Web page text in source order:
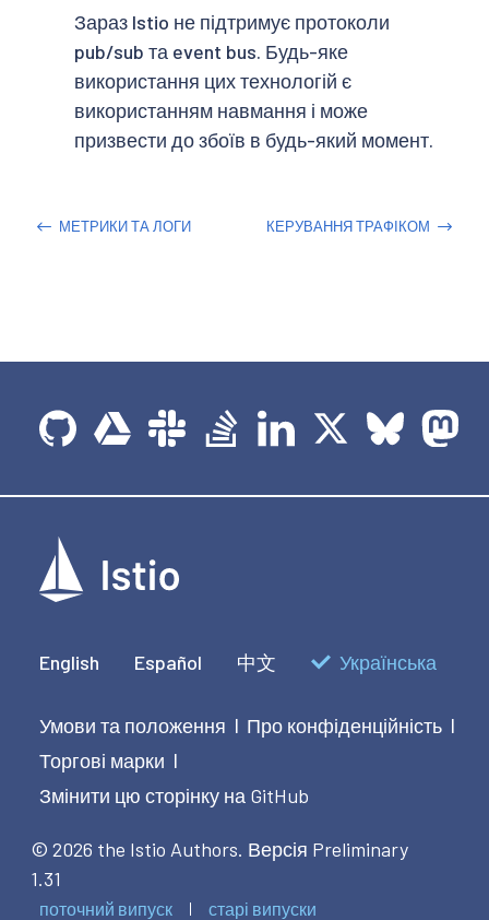
Зараз Istio не підтримує протоколи
pub/sub та event bus. Будь-яке
використання цих технологій є
використанням навмання і може
призвести до збоїв в будь-який момент.
МЕТРИКИ ТА ЛОГИ КЕРУВАННЯ ТРАФІКОМ
English Español 中文 Українська
Умови та положення | Про конфіденційність |
Торгові марки |
Змінити цю сторінку на GitHub
© 2026 the Istio Authors. Версія Preliminary
1.31
поточний випуск старі випуски